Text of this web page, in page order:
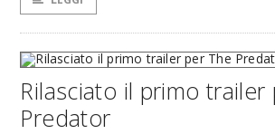
Rilasciato il primo trailer
Predator